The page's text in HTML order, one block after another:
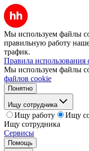
Мы используем файлы
правильную работу
трафик.
Правила использования
Мы используем файлы
файлов cookie
Понятно
Ищу сотрудника
Ищу работу
Ищу
Ищу сотрудника
Сервисы
Помощь